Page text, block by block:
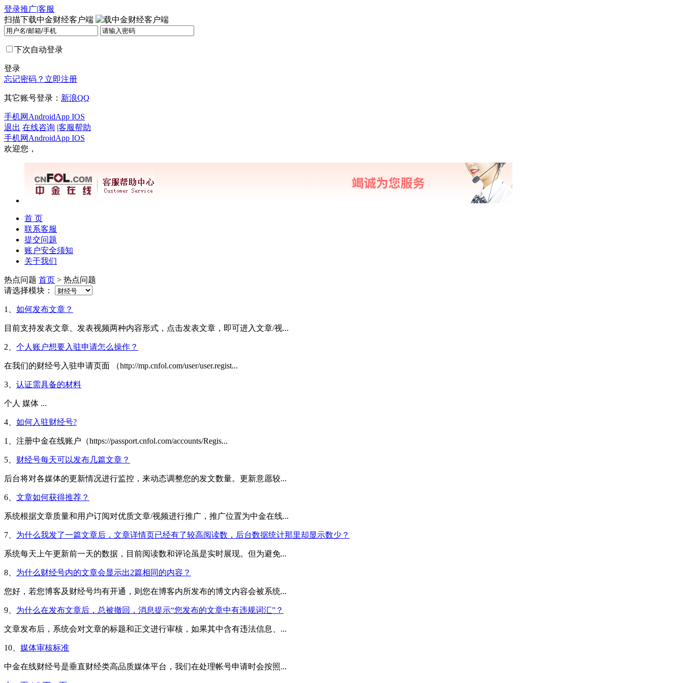
登录推广|客服
扫描下载中金财经客户端
下次自动登录
登录
忘记密码？ 立即注册
其它账号登录： 新浪QQ
手机网 AndroidApp IOS
退出 在线咨询 |客服帮助
手机网 AndroidApp IOS
欢迎您，
首 页
联系客服
提交问题
账户安全须知
关于我们
热点问题 首页 > 热点问题
请选择模块：
1、 如何发布文章？
目前支持发表文章、发表视频两种内容形式，点击发表文章，即可进入文章/视...
2、 个人账户想要入驻申请怎么操作？
在我们的财经号入驻申请页面 （http://mp.cnfol.com/user/user.regist...
3、 认证需具备的材料
个人 媒体 ...
4、 如何入驻财经号?
1、注册中金在线账户（https://passport.cnfol.com/accounts/Regis...
5、 财经号每天可以发布几篇文章？
后台将对各媒体的更新情况进行监控，来动态调整您的发文数量。更新意愿较...
6、 文章如何获得推荐？
系统根据文章质量和用户订阅对优质文章/视频进行推广，推广位置为中金在线...
7、 为什么我发了一篇文章后，文章详情页已经有了较高阅读数，后台数据统计那里却显示数少？
系统每天上午更新前一天的数据，目前阅读数和评论虽是实时展现。但为避免...
8、 为什么财经号内的文章会显示出2篇相同的内容？
您好，若您博客及财经号均有开通，则您在博客内所发布的博文内容会被系统...
9、 为什么在发布文章后，总被撤回，消息提示“您发布的文章中有违规词汇”？
文章发布后，系统会对文章的标题和正文进行审核，如果其中含有违法信息、...
10、 媒体审核标准
中金在线财经号是垂直财经类高品质媒体平台，我们在处理帐号申请时会按照...